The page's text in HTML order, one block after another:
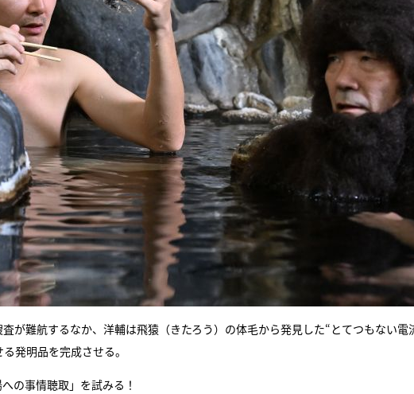
が難航するなか、洋輔は飛猿（きたろう）の体毛から発見した“とてつもない電
発明品を完成させる。
の事情聴取」を試みる！